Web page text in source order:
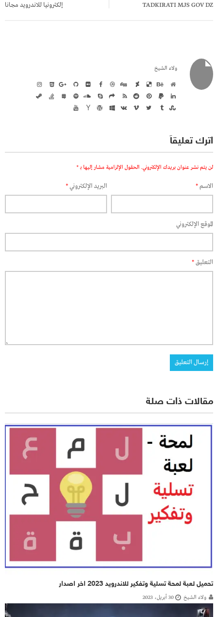
TADKIRATI MJS GOV DZ
إلكترونيا للاندرويد مجانا
ولاء الشيخ
اترك تعليقاً
لن يتم نشر عنوان بريدك الإلكتروني. الحقول الإلزامية مشار إليها بـ *
الاسم* البريد الإلكتروني*
الموقع الإلكتروني
التعليق*
مقالات ذات صلة
تحميل لعبة لمحة تسلية وتفكير للاندرويد 2023 اخر اصدار
ولاء الشيخ 30 أبريل، 2023